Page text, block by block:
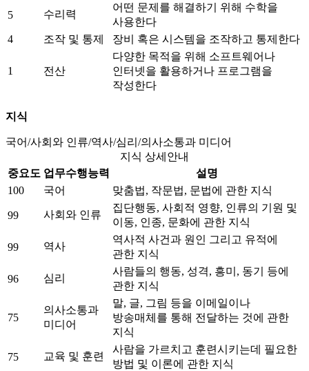
5 수리력
어떤 문제를 해결하기 위해 수학을
사용한다
4
조작 및 통제 장비 혹은 시스템을 조작하고 통제한다
1 전산
다양한 목적을 위해 소프트웨어나
인터넷을 활용하거나 프로그램을
작성한다
지식
국어/사회와 인류/역사/심리/의사소통과 미디어
지식 상세안내
중요도 업무수행능력
설명
100
국어 맞춤법, 작문법, 문법에 관한 지식
99 사회와 인류
집단행동, 사회적 영향, 인류의 기원 및
이동, 인종, 문화에 관한 지식
99 역사
역사적 사건과 원인 그리고 유적에
관한 지식
96 심리
사람들의 행동, 성격, 흥미, 동기 등에
관한 지식
75
의사소통과
미디어
말, 글, 그림 등을 이메일이나
방송매체를 통해 전달하는 것에 관한
지식
75 교육 및 훈련
사람을 가르치고 훈련시키는데 필요한
방법 및 이론에 관한 지식